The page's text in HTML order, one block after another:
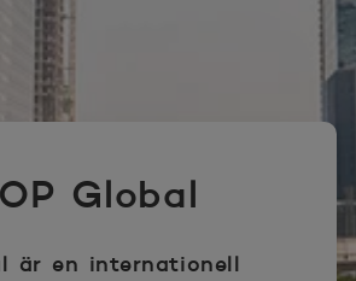
Global
är en internationell